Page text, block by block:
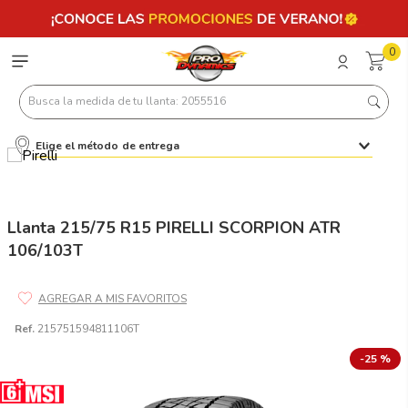
0
Busca la medida de tu llanta: 2055516
Elige el método de entrega
Llanta 215/75 R15 PIRELLI SCORPION ATR
106/103T
Ref. 215751594811106T
-25 %
Términos más buscados